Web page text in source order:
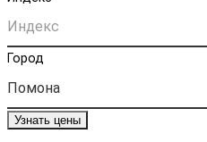
Город
Узнать цены